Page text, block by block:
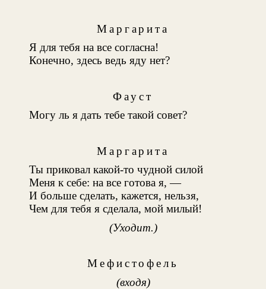
Маргарита
Я для тебя на все согласна!
Конечно, здесь ведь яду нет?
Фауст
Могу ль я дать тебе такой совет?
Маргарита
Ты приковал какой-то чудной силой
Меня к себе: на все готова я, —
И больше сделать, кажется, нельзя,
Чем для тебя я сделала, мой милый!
(Уходит.)
Мефистофель
(входя)